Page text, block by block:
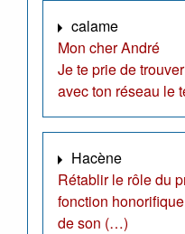
calame
Mon cher André
Je te prie de
avec ton réseau le
Hacène
Rétablir le rôle du
fonction
de son (…)